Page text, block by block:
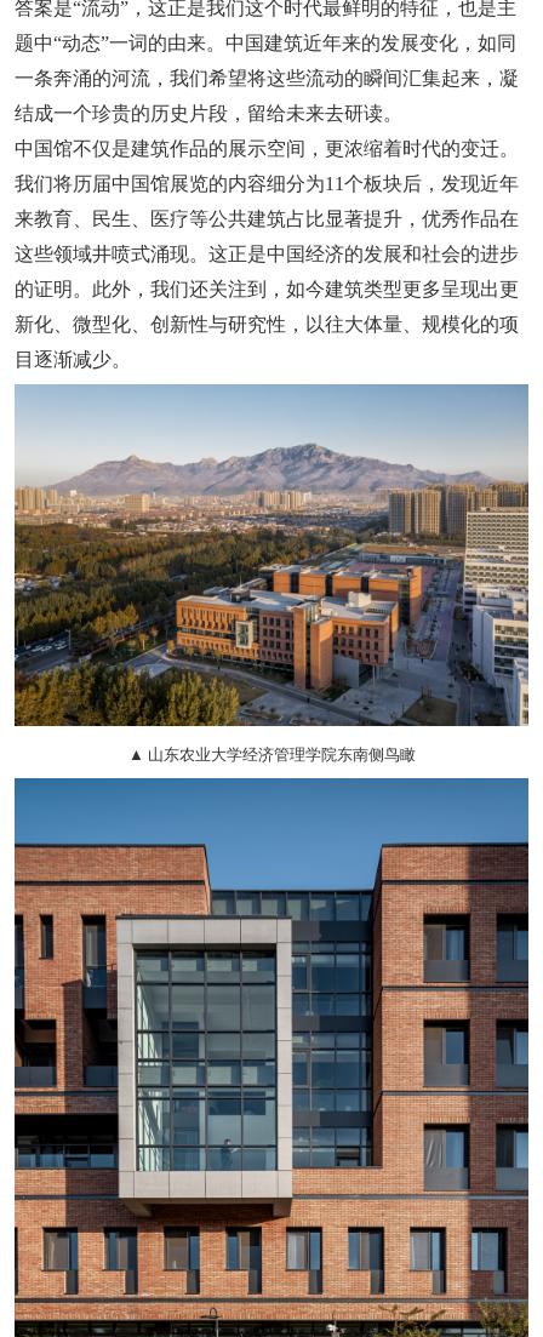
答案是“流动”，这正是我们这个时代最鲜明的特征，也是主
题中“动态”一词的由来。中国建筑近年来的发展变化，如同
一条奔涌的河流，我们希望将这些流动的瞬间汇集起来，凝
结成一个珍贵的历史片段，留给未来去研读。
中国馆不仅是建筑作品的展示空间，更浓缩着时代的变迁。
我们将历届中国馆展览的内容细分为11个板块后，发现近年
来教育、民生、医疗等公共建筑占比显著提升，优秀作品在
这些领域井喷式涌现。这正是中国经济的发展和社会的进步
的证明。此外，我们还关注到，如今建筑类型更多呈现出更
新化、微型化、创新性与研究性，以往大体量、规模化的项
目逐渐减少。
▲ 山东农业大学经济管理学院东南侧鸟瞰